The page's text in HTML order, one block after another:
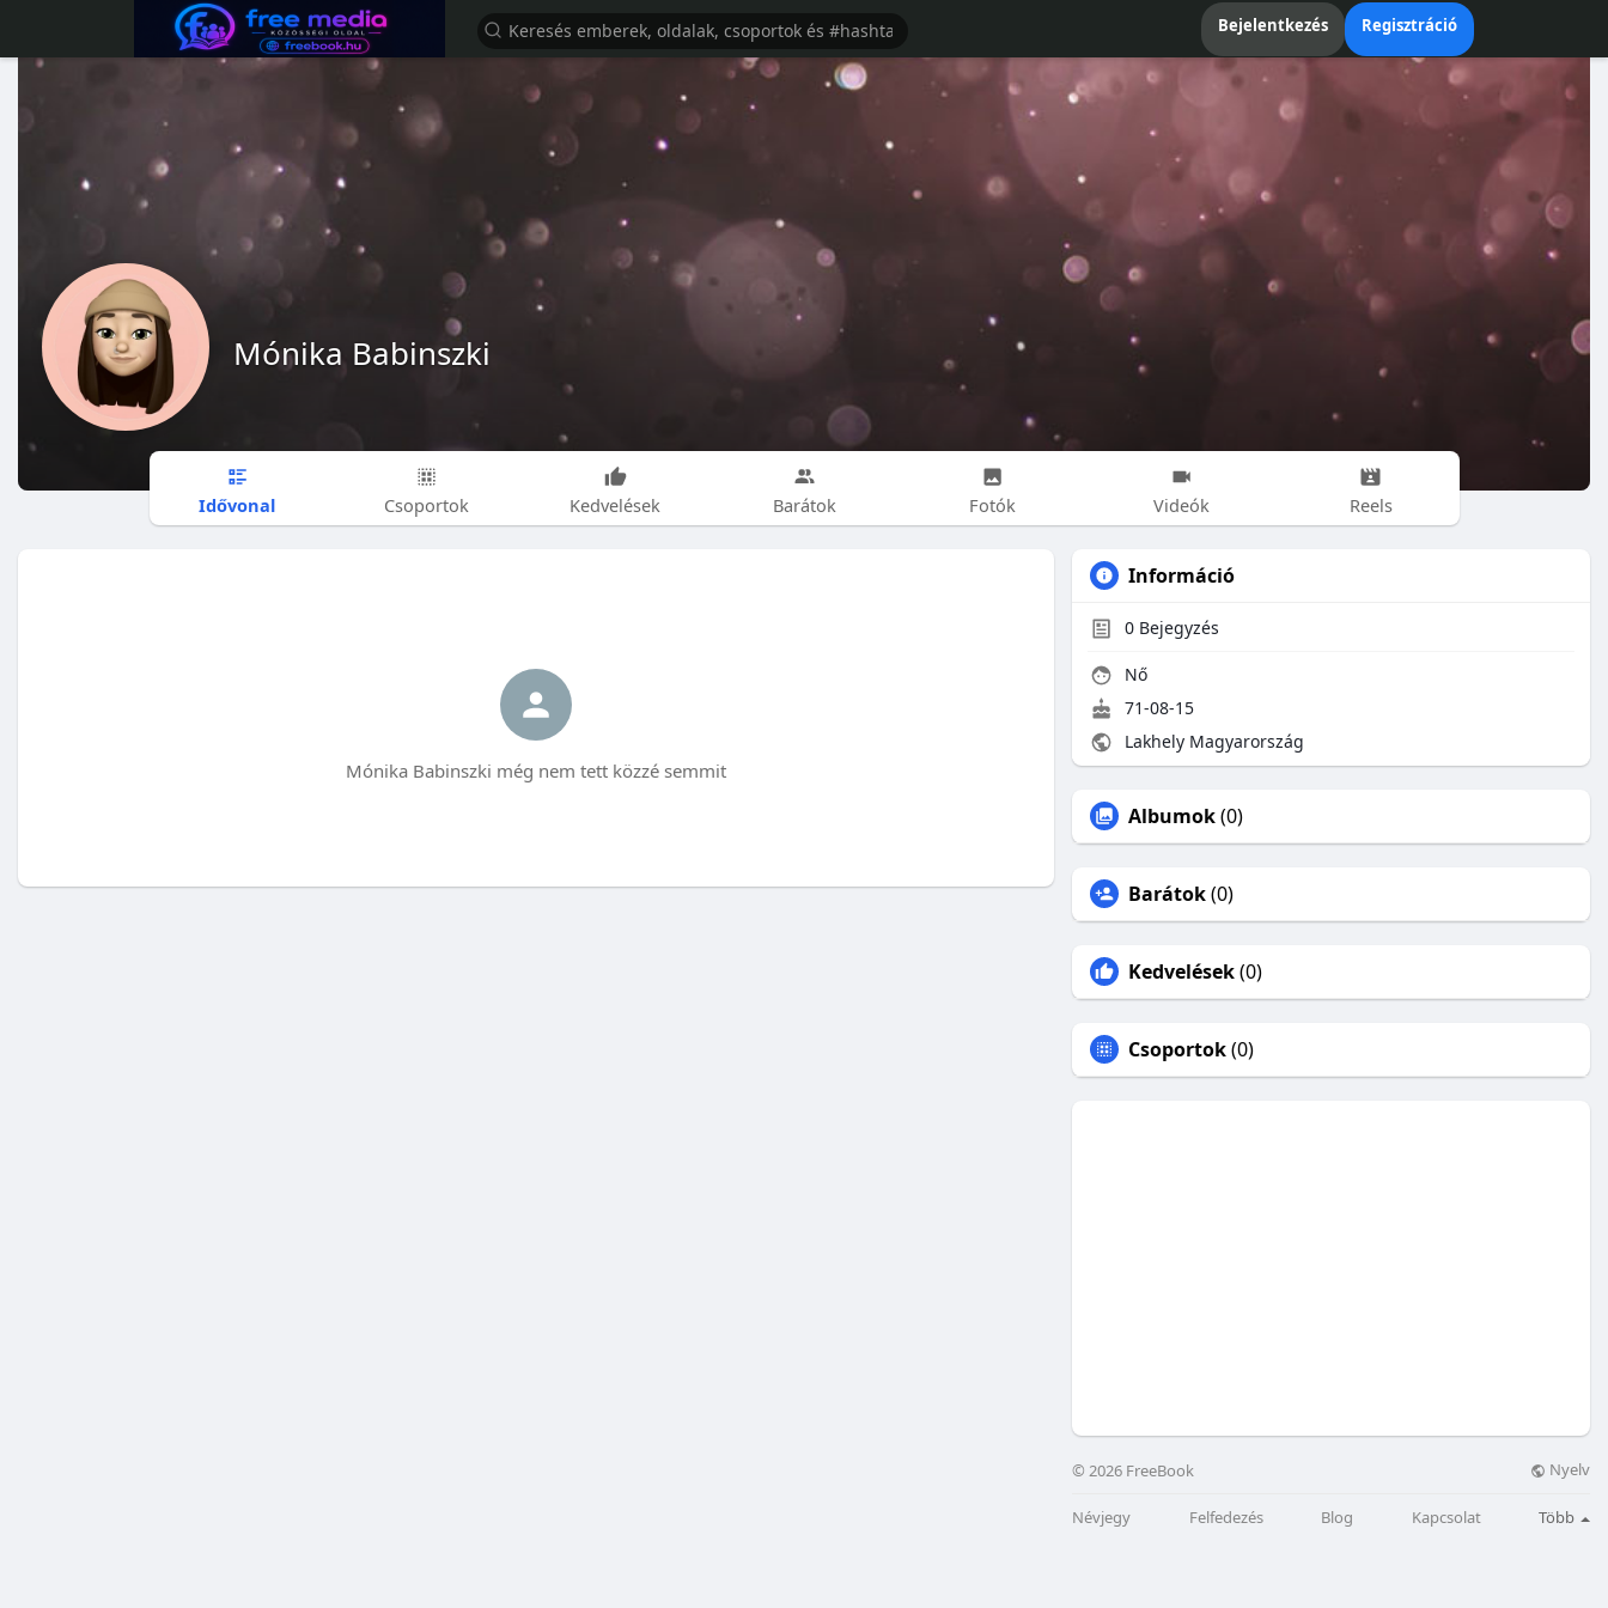
Bejelentkezés Regisztráció
Mónika Babinszki
Idővonal Csoportok Kedvelések Barátok Fotók Videók Reels
Mónika Babinszki még nem tett közzé semmit
Információ
0 Bejegyzés
Nő
71-08-15
Lakhely Magyarország
Albumok(0)
Barátok(0)
Kedvelések(0)
Csoportok(0)
© 2026 FreeBook Nyelv
Névjegy Felfedezés Blog Kapcsolat Több